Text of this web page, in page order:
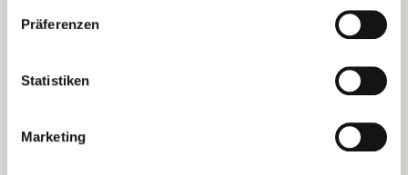
Ihre Einwilligung selbstverständlich jederzeit widerrufen,
indem Sie die Cookie-Einstellungen aufrufen und diese
unsererDatenschutzerklärung
Präferenzen
Statistiken
Marketing
Kantstraße 45a
(Ein Tochterunternehmen des AWO Bezirksverbandes Unterfranken
e.V.)